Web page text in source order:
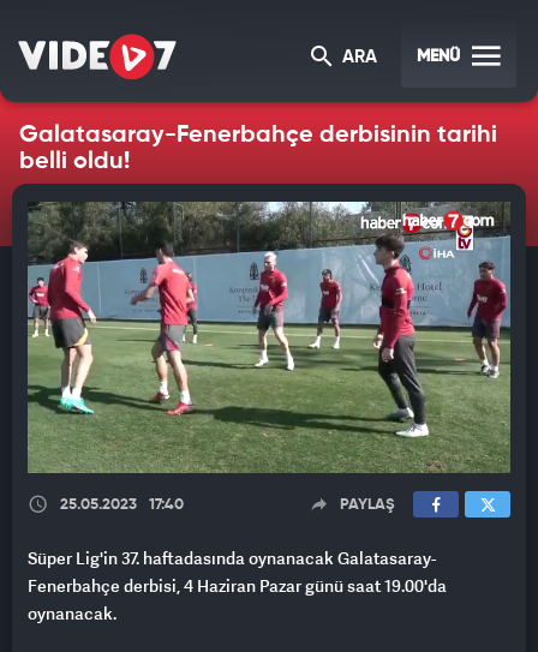
ARA MENÜ
Galatasaray-Fenerbahçe derbisinin tarihi
belli oldu!
25.05.2023 17:40 PAYLAŞ
Süper Lig'in 37. haftadasında oynanacak Galatasaray-
Fenerbahçe derbisi, 4 Haziran Pazar günü saat 19.00'da
oynanacak.